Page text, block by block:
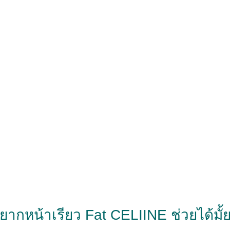
ากหน้าเรียว Fat CELIINE ช่วยได้มั้